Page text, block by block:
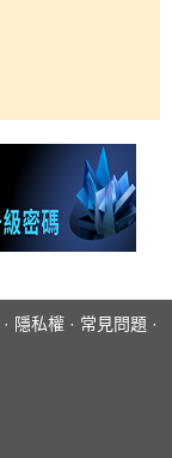
· 隱私權 · 常見問題 ·